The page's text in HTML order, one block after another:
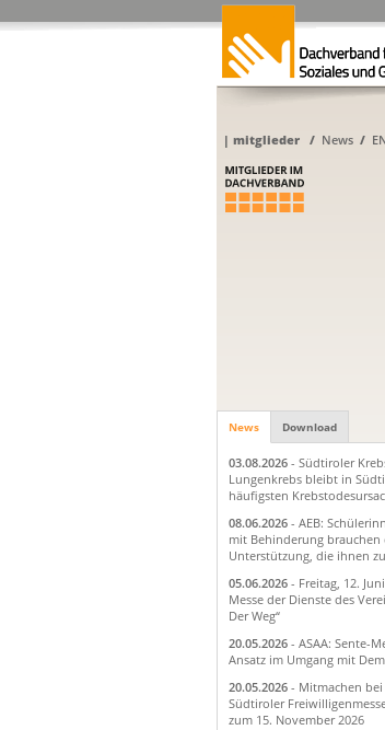
| mitglieder/ News/
News Download
03.08.2026 - Südtiroler
Lungenkrebs bleibt in
häufigsten
08.06.2026 - AEB:
mit Behinderung brauchen
Unterstützung, die ihnen
05.06.2026 - Freitag, 12.
Messe der Dienste des
Der Weg“
20.05.2026 - ASAA: Sente-
Ansatz im Umgang mit
20.05.2026 - Mitmachen bei
Südtiroler
zum 15. November 2026